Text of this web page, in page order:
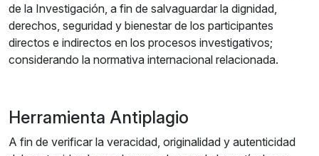
de la Investigación, a fin de salvaguardar la dignidad,
derechos, seguridad y bienestar de los participantes
directos e indirectos en los procesos investigativos;
considerando la normativa internacional relacionada.
Herramienta Antiplagio
A fin de verificar la veracidad, originalidad y autenticidad